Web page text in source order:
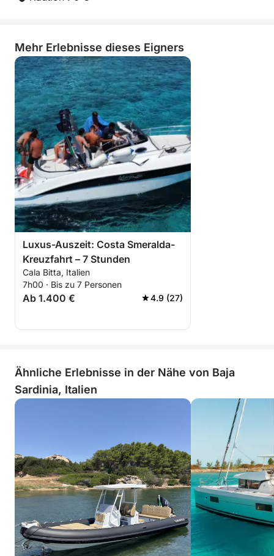
Mehr Erlebnisse dieses Eigners
Luxus-Auszeit: Costa Smeralda-
Kreuzfahrt – 7 Stunden
Cala Bitta, Italien
7h00 · Bis zu 7 Personen
Ab 1.400 € 4.9 (27)
Ähnliche Erlebnisse in der Nähe von Baja
Sardinia, Italien